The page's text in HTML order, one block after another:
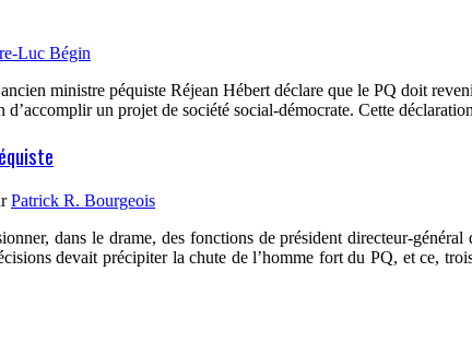
Luc Bégin
ministre péquiste Réjean Hébert déclare que le PQ doit
d’accomplir un projet de société social-démocrate. Cette
Patrick R. Bourgeois
dans le drame, des fonctions de président directeur-
devait précipiter la chute de l’homme fort du PQ, et ce,